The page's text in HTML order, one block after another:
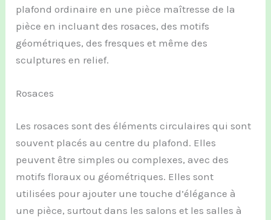
plafond ordinaire en une pièce maîtresse de la
pièce en incluant des rosaces, des motifs
géométriques, des fresques et même des
sculptures en relief.
Rosaces
Les rosaces sont des éléments circulaires qui sont
souvent placés au centre du plafond. Elles
peuvent être simples ou complexes, avec des
motifs floraux ou géométriques. Elles sont
utilisées pour ajouter une touche d’élégance à
une pièce, surtout dans les salons et les salles à